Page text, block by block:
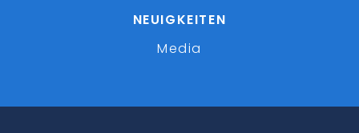
NEUIGKEITEN
Media